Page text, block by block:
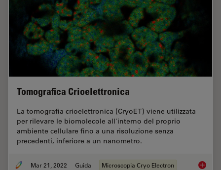
Tomografica Crioelettronica
La tomografia crioelettronica (CryoET) viene utilizzata
per rilevare le biomolecole all'interno del proprio
ambiente cellulare fino a una risoluzione senza
precedenti, inferiore a un nanometro.
Mar 21, 2022 Guida Microscopia Cryo Electron